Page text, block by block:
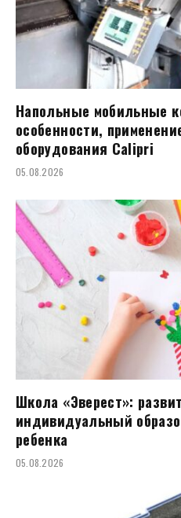
Напольные мобильные
особенности,
оборудования Calipri
05.08.2026
Школа «Эверест»:
индивидуальный
ребенка
05.08.2026